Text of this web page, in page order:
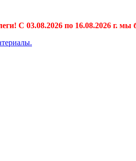
С 03.08.2026 по 16.08.2026 г. мы